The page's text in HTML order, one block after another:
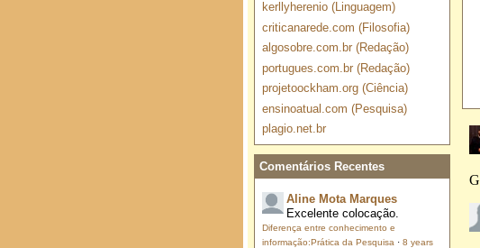
kerllyherenio (Linguagem)
criticanarede.com (Filosofia)
algosobre.com.br (Redação)
portugues.com.br (Redação)
projetoockham.org (Ciência)
ensinoatual.com (Pesquisa)
plagio.net.br
Comentários Recentes
Aline Mota Marques
Excelente colocação.
Diferença entre conhecimento e
informação:Prática da Pesquisa · 8 years